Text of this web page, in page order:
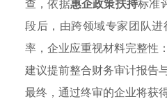
查，依据惠企政策扶持标准
段后，由跨领域专家团队
率，企业应重视材料完整性：
建议提前整合财务审计报告
最终，通过终审的企业将获